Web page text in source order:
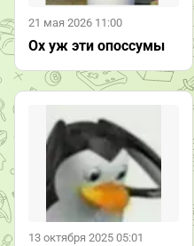
21 мая 2026 11:00
Ох уж эти опоссумы
13 октября 2025 05:01